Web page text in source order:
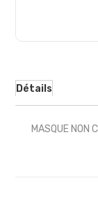
Détails
MASQUE NON